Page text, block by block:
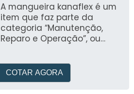
A mangueira kanaflex é um
item que faz parte da
categoria “Manutenção,
Reparo e Operação”, ou
COTAR AGORA